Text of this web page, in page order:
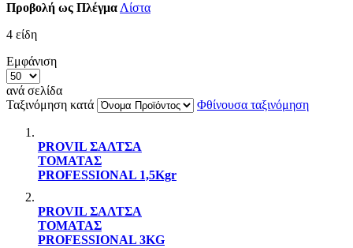
Προβολή ως ΠλέγμαΛίστα
4 είδη
Εμφάνιση
ανά σελίδα
Ταξινόμηση κατά
Φθίνουσα ταξινόμηση
PROVIL ΣAΛTΣA
TOMATAΣ
PROFESSIONAL 1,5Kgr
PROVIL ΣAΛTΣA
TOMATAΣ
PROFESSIONAL 3KG